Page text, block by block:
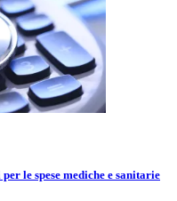
le spese mediche e sanitarie